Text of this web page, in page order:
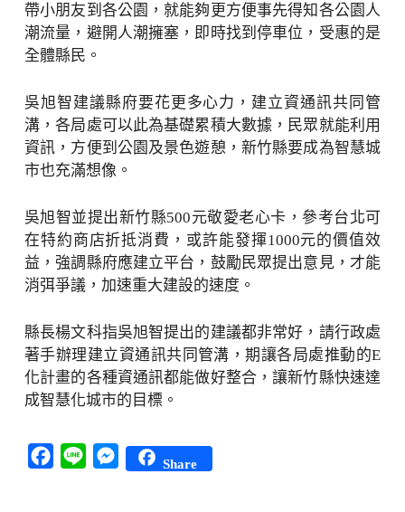
帶小朋友到各公園，就能夠更方便事先得知各公園人
潮流量，避開人潮擁塞，即時找到停車位，受惠的是
全體縣民。
吳旭智建議縣府要花更多心力，建立資通訊共同管
溝，各局處可以此為基礎累積大數據，民眾就能利用
資訊，方便到公園及景色遊憩，新竹縣要成為智慧城
市也充滿想像。
吳旭智並提出新竹縣500元敬愛老心卡，參考台北可
在特約商店折抵消費，或許能發揮1000元的價值效
益，強調縣府應建立平台，鼓勵民眾提出意見，才能
消弭爭議，加速重大建設的速度。
縣長楊文科指吳旭智提出的建議都非常好，請行政處
著手辦理建立資通訊共同管溝，期讓各局處推動的E
化計畫的各種資通訊都能做好整合，讓新竹縣快速達
成智慧化城市的目標。
Facebook
Line Messenger
Share